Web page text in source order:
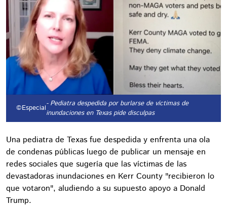
©Especial- Pediatra despedida por burlarse de víctimas de
inundaciones en Texas pide disculpas
Una pediatra de Texas fue despedida y enfrenta una ola
de condenas públicas luego de publicar un mensaje en
redes sociales que sugería que las víctimas de las
devastadoras inundaciones en Kerr County "recibieron lo
que votaron", aludiendo a su supuesto apoyo a Donald
Trump.